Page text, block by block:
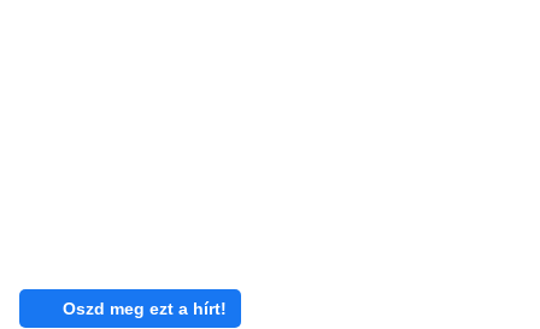
Oszd meg ezt a hírt!